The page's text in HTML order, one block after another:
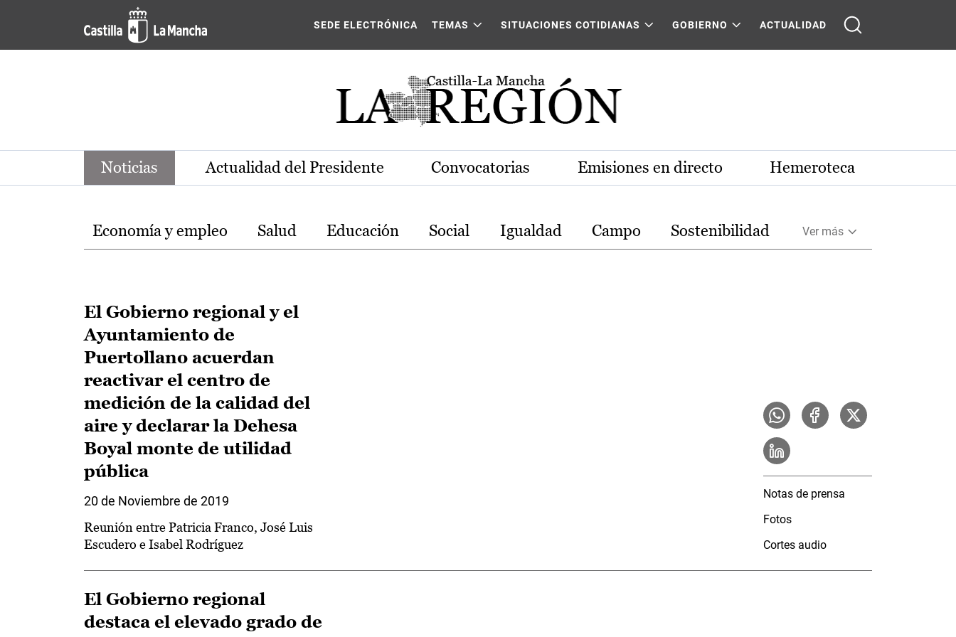
Pasar al contenido principal
Noticias de la región de Castilla-La Mancha
SEDE ELECTRÓNICA TEMAS SITUACIONES COTIDIANAS GOBIERNO ACTUALIDAD
Noticias Actualidad del Presidente Convocatorias Emisiones en directo Hemeroteca
Temas
Economía y empleo Salud Educación Social Igualdad Campo Sostenibilidad Ver más
El Gobierno regional y el
Ayuntamiento de
Puertollano acuerdan
reactivar el centro de
medición de la calidad del
aire y declarar la Dehesa
Boyal monte de utilidad
pública
20 de Noviembre de 2019
Reunión entre Patricia Franco, José Luis
Escudero e Isabel Rodríguez
Notas de prensa
Fotos
Cortes audio
El Gobierno regional
destaca el elevado grado de